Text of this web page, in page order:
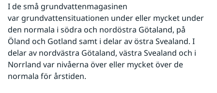
I de små grundvattenmagasinen
var grundvattensituationen under eller mycket under
den normala i södra och nordöstra Götaland, på
Öland och Gotland samt i delar av östra Svealand. I
delar av nordvästra Götaland, västra Svealand och i
Norrland var nivåerna över eller mycket över de
normala för årstiden.